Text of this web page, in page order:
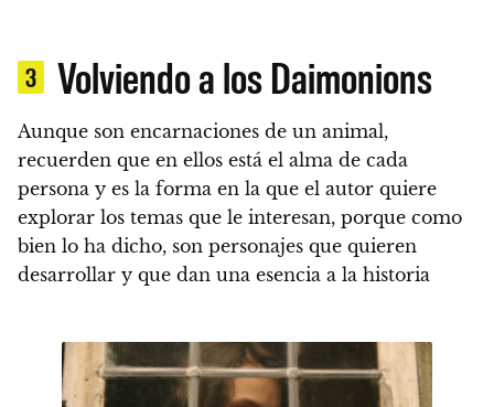
3 Volviendo a los Daimonions
Aunque son encarnaciones de un animal,
recuerden que en ellos está el alma de cada
persona y es la forma en la que el autor quiere
explorar los temas que le interesan, porque como
bien lo ha dicho, son personajes que quieren
desarrollar y que dan una esencia a la historia